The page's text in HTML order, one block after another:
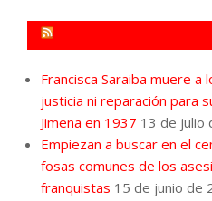
Francisca Saraiba muere a
justicia ni reparación para
Jimena en 1937 13 de julio
Empiezan a buscar en el
fosas comunes de los
franquistas 15 de junio de